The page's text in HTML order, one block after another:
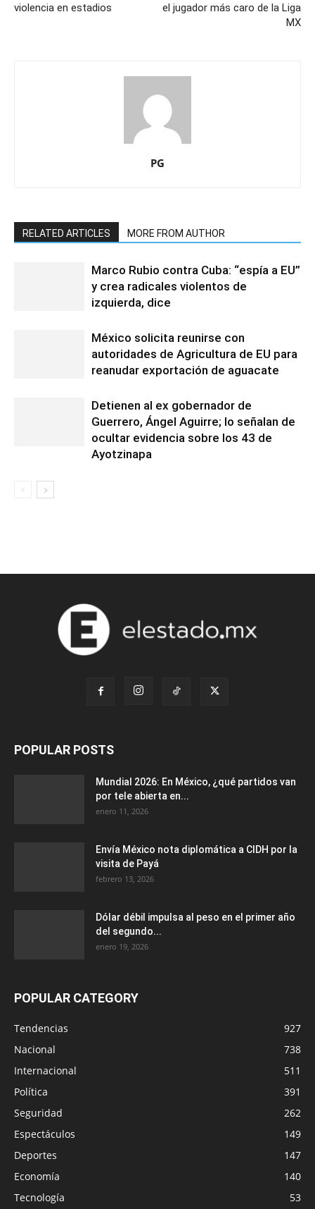
violencia en estadios
el jugador más caro de la Liga
MX
PG
RELATED ARTICLES MORE FROM AUTHOR
Marco Rubio contra Cuba: “espía a EU”
y crea radicales violentos de
izquierda, dice
México solicita reunirse con
autoridades de Agricultura de EU para
reanudar exportación de aguacate
Detienen al ex gobernador de
Guerrero, Ángel Aguirre; lo señalan de
ocultar evidencia sobre los 43 de
Ayotzinapa
POPULAR POSTS
Mundial 2026: En México, ¿qué partidos van
por tele abierta en...
enero 11, 2026
Envía México nota diplomática a CIDH por la
visita de Payá
febrero 13, 2026
Dólar débil impulsa al peso en el primer año
del segundo...
enero 19, 2026
POPULAR CATEGORY
Tendencias
927
Nacional
738
Internacional
511
Política
391
Seguridad
262
Espectáculos
149
Deportes
147
Economía
140
Tecnología
53